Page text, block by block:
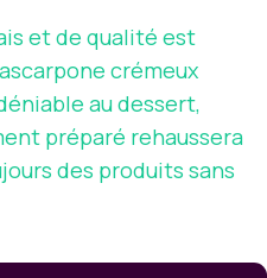
et de qualité est
crémeux
au dessert,
préparé rehaussera
des produits sans